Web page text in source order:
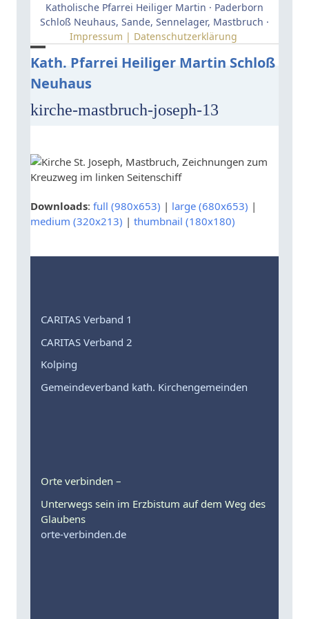
Katholische Pfarrei Heiliger Martin · Paderborn
Schloß Neuhaus, Sande, Sennelager, Mastbruch ·
Impressum | Datenschutzerklärung
Kath. Pfarrei Heiliger Martin Schloß
Neuhaus
Open
mobile
menu
Close
mobile
menu
kirche-mastbruch-joseph-13
Downloads: full (980x653) | large (680x653) |
medium (320x213) | thumbnail (180x180)
CARITAS Verband 1
CARITAS Verband 2
Kolping
Gemeindeverband kath. Kirchengemeinden
Orte verbinden –
Unterwegs sein im Erzbistum auf dem Weg des
Glaubens
orte-verbinden.de